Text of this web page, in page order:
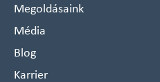
Megoldásaink
Média
Blog
Karrier